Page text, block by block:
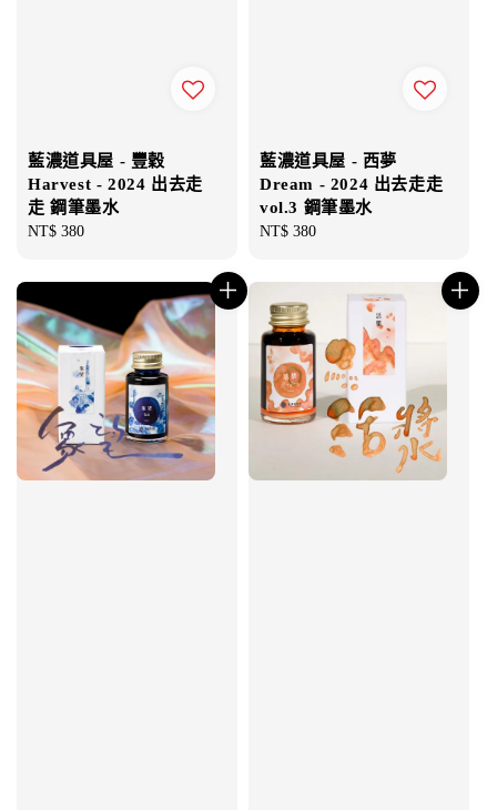
藍濃道具屋 - 豐穀
Harvest - 2024 出去走
走 鋼筆墨水
Regular
NT$ 380
藍濃道具屋 - 西夢
Dream - 2024 出去走走
vol.3 鋼筆墨水
Regular
NT$ 380